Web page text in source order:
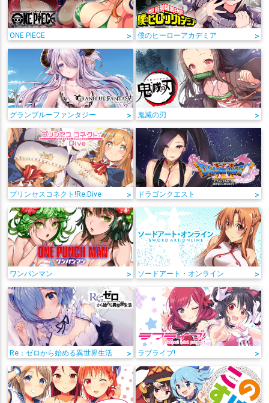
ONE PIECE > 僕のヒーローアカデミア >
グランブルーファンタジー > 鬼滅の刃 >
プリンセスコネクト!Re:Dive > ドラゴンクエスト >
ワンパンマン > ソードアート・オンライン >
Re：ゼロから始める異世界生活 > ラブライブ! >